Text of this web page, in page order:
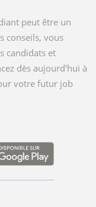
peut être un
conseils, vous
candidats et
dès aujourd'hui à
votre futur job